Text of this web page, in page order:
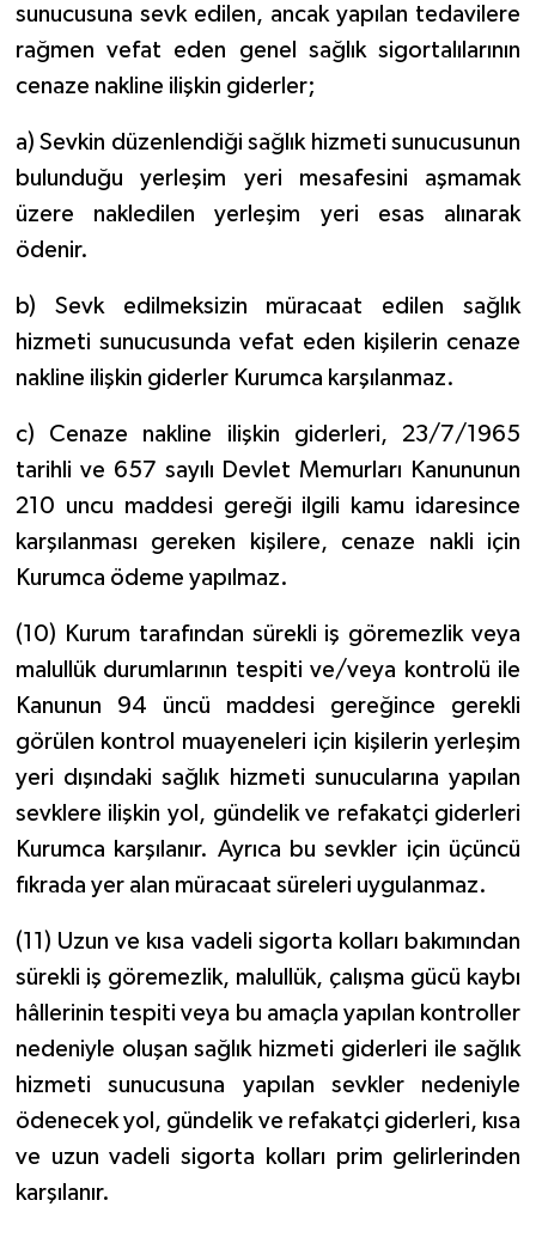
sunucusuna sevk edilen, ancak yapılan tedavilere
rağmen vefat eden genel sağlık sigortalılarının
cenaze nakline ilişkin giderler;
a) Sevkin düzenlendiği sağlık hizmeti sunucusunun
bulunduğu yerleşim yeri mesafesini aşmamak
üzere nakledilen yerleşim yeri esas alınarak
ödenir.
b) Sevk edilmeksizin müracaat edilen sağlık
hizmeti sunucusunda vefat eden kişilerin cenaze
nakline ilişkin giderler Kurumca karşılanmaz.
c) Cenaze nakline ilişkin giderleri, 23/7/1965
tarihli ve 657 sayılı Devlet Memurları Kanununun
210 uncu maddesi gereği ilgili kamu idaresince
karşılanması gereken kişilere, cenaze nakli için
Kurumca ödeme yapılmaz.
(10) Kurum tarafından sürekli iş göremezlik veya
malullük durumlarının tespiti ve/veya kontrolü ile
Kanunun 94 üncü maddesi gereğince gerekli
görülen kontrol muayeneleri için kişilerin yerleşim
yeri dışındaki sağlık hizmeti sunucularına yapılan
sevklere ilişkin yol, gündelik ve refakatçi giderleri
Kurumca karşılanır. Ayrıca bu sevkler için üçüncü
fıkrada yer alan müracaat süreleri uygulanmaz.
(11) Uzun ve kısa vadeli sigorta kolları bakımından
sürekli iş göremezlik, malullük, çalışma gücü kaybı
hâllerinin tespiti veya bu amaçla yapılan kontroller
nedeniyle oluşan sağlık hizmeti giderleri ile sağlık
hizmeti sunucusuna yapılan sevkler nedeniyle
ödenecek yol, gündelik ve refakatçi giderleri, kısa
ve uzun vadeli sigorta kolları prim gelirlerinden
karşılanır.